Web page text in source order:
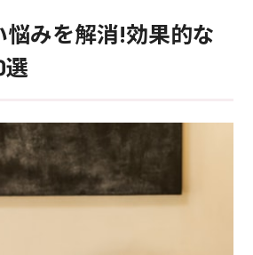
悩みを解消!効果的な
選